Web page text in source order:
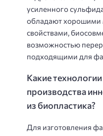
усиленного
обладают хорошими
свойствами,
возможностью
подходящими для
Какие
производства
из биопластика?
Для изготовления